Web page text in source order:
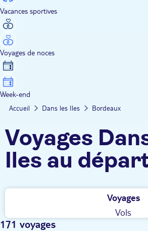
Vacances sportives
Voyages de noces
Week-end
Accueil Dans les Iles Bordeaux
Voyages
Iles au
Bordeaux
Voyages
Vols
171 voyages